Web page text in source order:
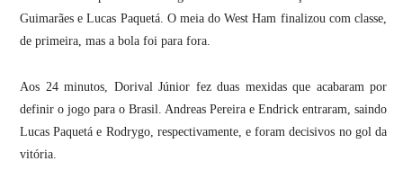
Guimarães e Lucas Paquetá. O meia do West Ham finalizou com classe,
de primeira, mas a bola foi para fora.
Aos 24 minutos, Dorival Júnior fez duas mexidas que acabaram por
definir o jogo para o Brasil. Andreas Pereira e Endrick entraram, saindo
Lucas Paquetá e Rodrygo, respectivamente, e foram decisivos no gol da
vitória.